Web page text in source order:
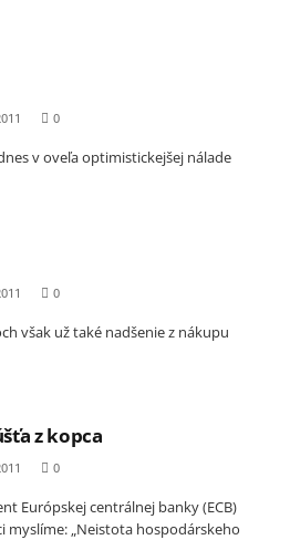
0
v oveľa optimistickejšej nálade
0
však už také nadšenie z nákupu
z kopca
0
Európskej centrálnej banky (ECB)
myslíme: „Neistota hospodárskeho